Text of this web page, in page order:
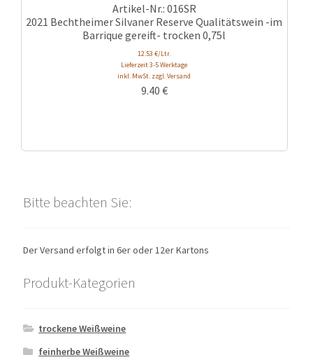
Artikel-Nr.: 016SR
2021 Bechtheimer Silvaner Reserve Qualitätswein -im
Barrique gereift- trocken 0,75l
12.53 €/Ltr.
Lieferzeit 3-5 Werktage
inkl. MwSt. zzgl. Versand
9.40 €
Bitte beachten Sie:
Der Versand erfolgt in 6er oder 12er Kartons
Produkt-Kategorien
trockene Weißweine
feinherbe Weißweine